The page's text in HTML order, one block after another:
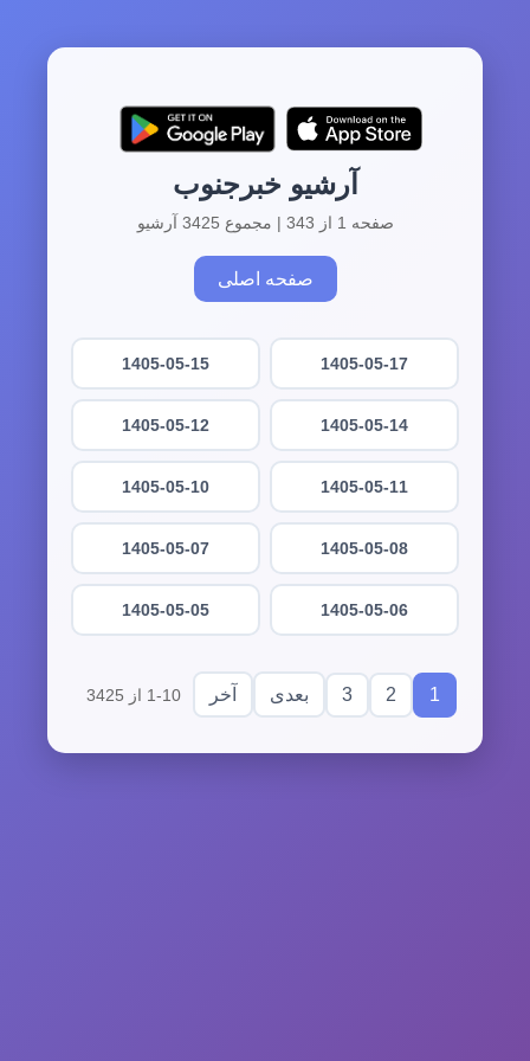
آرشیو خبرجنوب
صفحه 1 از 343 | مجموع 3425 آرشیو
صفحه اصلی
1405-05-17
1405-05-15
1405-05-14
1405-05-12
1405-05-11
1405-05-10
1405-05-08
1405-05-07
1405-05-06
1405-05-05
1
2
3 بعدی آخر 1-10 از 3425